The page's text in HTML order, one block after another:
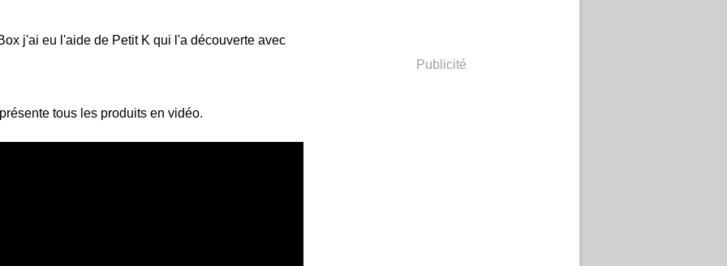
j'ai eu l'aide de Petit K qui l'a découverte avec
tous les produits en vidéo.
Publicité